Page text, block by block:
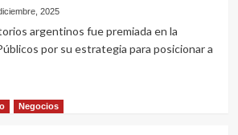
2025
argentinos fue premiada en la
por su estrategia para posicionar a
Negocios